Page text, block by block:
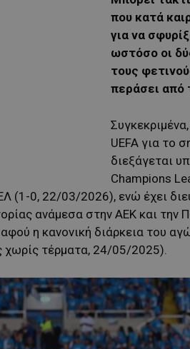
που κατά
για να
ωστόσο οι
τους
περάσει από
UEFA για το
διεξάγεται
Champions
(1-0, 22/03/2026), ενώ έχει
ανάμεσα στην ΑΕΚ και
η κανονική διάρκεια του
χωρίς τέρματα, 24/05/2025).